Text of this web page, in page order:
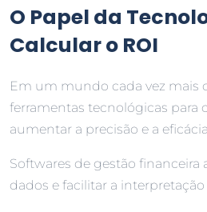
O Papel da
Calcular o ROI
Em um mundo cada vez mais
ferramentas tecnológicas para
aumentar a precisão e a
Softwares de gestão financeira
dados e facilitar a